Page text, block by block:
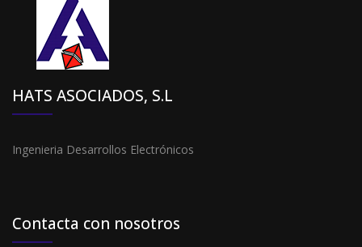
HATS ASOCIADOS, S.L
Ingenieria Desarrollos Electrónicos
Contacta con nosotros